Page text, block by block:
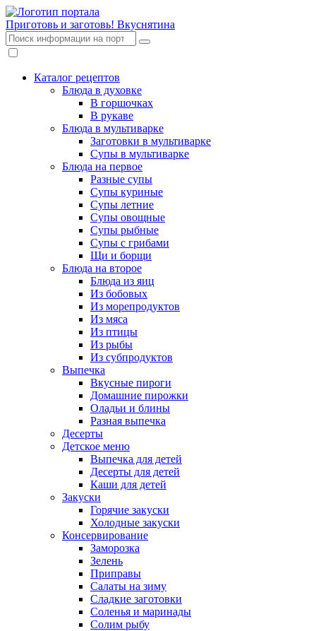
Приготовь и заготовь! Вкуснятина
Каталог рецептов
Блюда в духовке
В горшочках
В рукаве
Блюда в мультиварке
Заготовки в мультиварке
Супы в мультиварке
Блюда на первое
Разные супы
Супы куриные
Супы летние
Супы овощные
Супы рыбные
Супы с грибами
Щи и борщи
Блюда на второе
Блюда из яиц
Из бобовых
Из морепродуктов
Из мяса
Из птицы
Из рыбы
Из субпродуктов
Выпечка
Вкусные пироги
Домашние пирожки
Оладьи и блины
Разная выпечка
Десерты
Детское меню
Выпечка для детей
Десерты для детей
Каши для детей
Закуски
Горячие закуски
Холодные закуски
Консервирование
Заморозка
Зелень
Приправы
Салаты на зиму
Сладкие заготовки
Соленья и маринады
Солим рыбу